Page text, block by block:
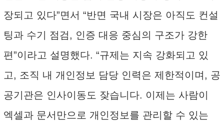
장되고 있다”면서 “반면 국내 시장은 아직도 컨설
팅과 수기 점검, 인증 대응 중심의 구조가 강한
편”이라고 설명했다. “규제는 지속 강화되고 있
고, 조직 내 개인정보 담당 인력은 제한적이며, 공
공기관은 인사이동도 잦습니다. 이제는 사람이
엑셀과 문서만으로 개인정보를 관리할 수 있는